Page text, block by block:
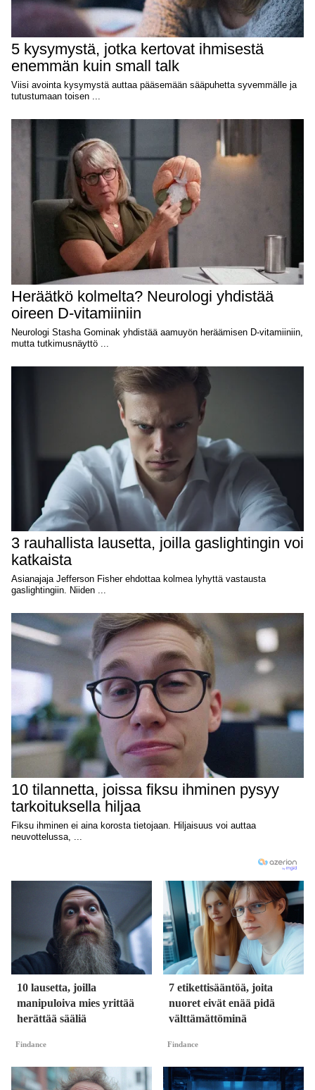
10 lausetta, joilla
manipuloiva mies yrittää
herättää sääliä
Findance
7 etikettisääntöä, joita
nuoret eivät enää pidä
välttämättöminä
Findance